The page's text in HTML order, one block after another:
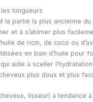
longueurs
la partie la plus ancienne
et à s’abîmer plus
de ricin, de coco ou
en bain d’huile pour
aide à sceller
plus doux et plus
lisseur) a tendance